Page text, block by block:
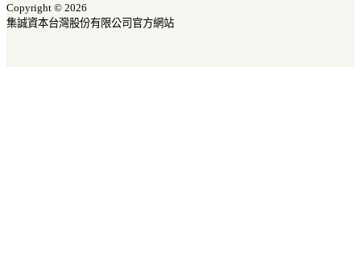
Copyright © 2026
集誠資本台灣股份有限公司官方網站